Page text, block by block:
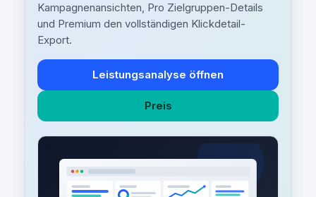
Kampagnenansichten, Pro Zielgruppen-Details
und Premium den vollständigen Klickdetail-
Export.
Leistungsanalyse öffnen
Preis